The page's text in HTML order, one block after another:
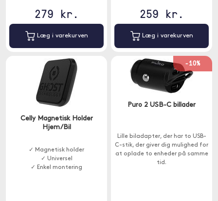
279 kr.
Læg i varekurven
259 kr.
Læg i varekurven
Celly Magnetisk Holder
Hjem/Bil
✓ Magnetisk holder
✓ Universel
✓ Enkel montering
-10%
Puro 2 USB-C billader
Lille biladapter, der har to USB-
C-stik, der giver dig mulighed for
at oplade to enheder på samme
tid.